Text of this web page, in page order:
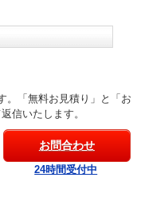
。「無料お見積り」と「お
信いたします。
お問合わせ
24時間受付中